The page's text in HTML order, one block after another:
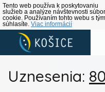
Tento web používa k poskytovaniu
služieb a analýze návštevnosti
cookie. Používaním tohto webu s tým
súhlasíte. Viac informácií
Uznesenia: